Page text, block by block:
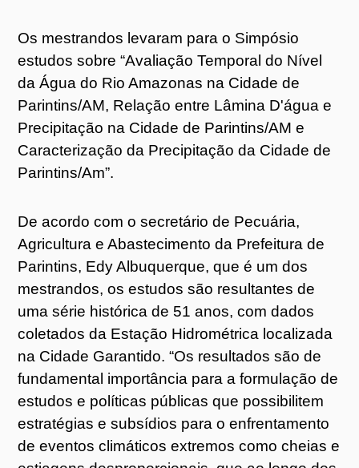
Os mestrandos levaram para o Simpósio
estudos sobre “Avaliação Temporal do Nível
da Água do Rio Amazonas na Cidade de
Parintins/AM, Relação entre Lâmina D'água e
Precipitação na Cidade de Parintins/AM e
Caracterização da Precipitação da Cidade de
Parintins/Am”.
De acordo com o secretário de Pecuária,
Agricultura e Abastecimento da Prefeitura de
Parintins, Edy Albuquerque, que é um dos
mestrandos, os estudos são resultantes de
uma série histórica de 51 anos, com dados
coletados da Estação Hidrométrica localizada
na Cidade Garantido. “Os resultados são de
fundamental importância para a formulação de
estudos e políticas públicas que possibilitem
estratégias e subsídios para o enfrentamento
de eventos climáticos extremos como cheias e